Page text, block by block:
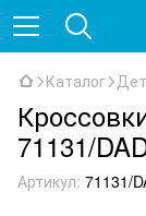
Каталог
71131/
Артикул: 71131/